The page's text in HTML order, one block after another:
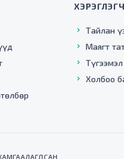
Тайлан
Маягт
Холбоо